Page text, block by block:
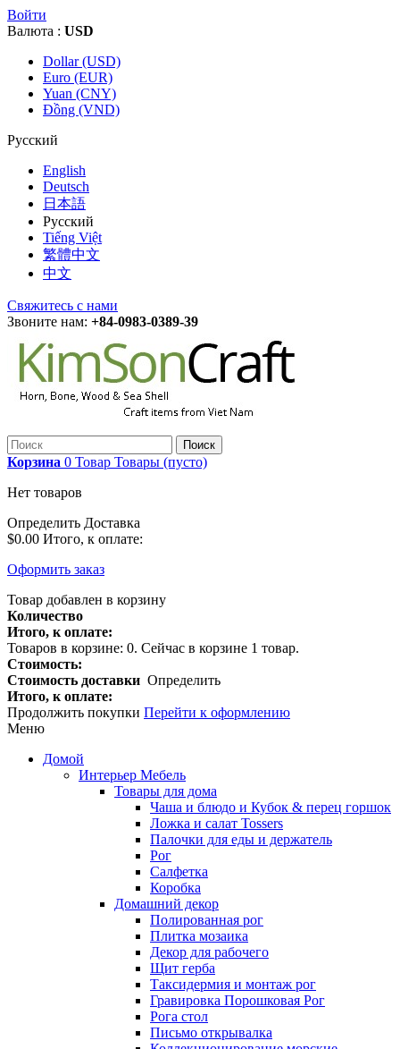
Войти
Валюта : USD
Dollar (USD)
Euro (EUR)
Yuan (CNY)
Đồng (VND)
Русский
English
Deutsch
日本語
Русский
Tiếng Việt
繁體中文
中文
Свяжитесь с нами
Звоните нам: +84-0983-0389-39
Поиск
Корзина 0 Товар Товары (пусто)
Нет товаров
Определить Доставка
$0.00 Итого, к оплате:
Оформить заказ
Товар добавлен в корзину
Количество
Итого, к оплате:
Товаров в корзине: 0. Сейчас в корзине 1 товар.
Стоимость:
Стоимость доставки Определить
Итого, к оплате:
Продолжить покупки Перейти к оформлению
Меню
Домой
Интерьер Мебель
Товары для дома
Чаша и блюдо и Кубок & перец горшок
Ложка и салат Tossers
Палочки для еды и держатель
Рог
Салфетка
Коробка
Домашний декор
Полированная рог
Плитка мозаика
Декор для рабочего
Щит герба
Таксидермия и монтаж рог
Гравировка Порошковая Рог
Рога стол
Письмо открывалка